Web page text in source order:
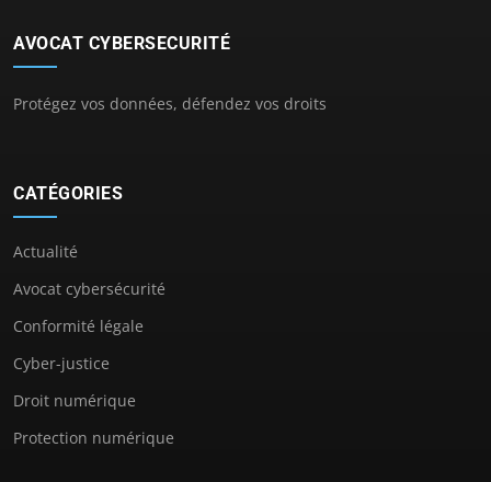
AVOCAT CYBERSECURITÉ
Protégez vos données, défendez vos droits
CATÉGORIES
Actualité
Avocat cybersécurité
Conformité légale
Cyber-justice
Droit numérique
Protection numérique